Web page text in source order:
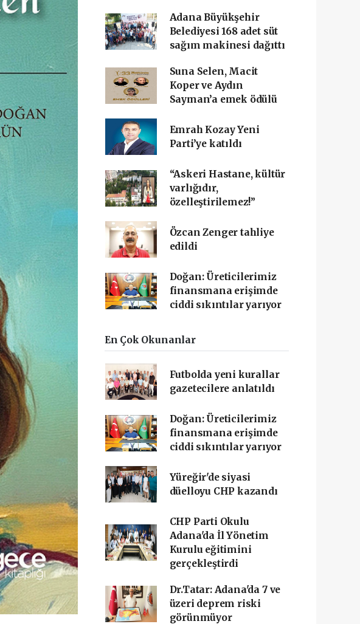
Adana Büyükşehir
Belediyesi 168 adet süt
sağım makinesi dağıttı
Suna Selen, Macit
Koper ve Aydın
Sayman’a emek ödülü
Emrah Kozay Yeni
Parti’ye katıldı
“Askeri Hastane, kültür
varlığıdır,
özelleştirilemez!”
Özcan Zenger tahliye
edildi
Doğan: Üreticilerimiz
finansmana erişimde
ciddi sıkıntılar yarıyor
En Çok Okunanlar
Futbolda yeni kurallar
gazetecilere anlatıldı
Doğan: Üreticilerimiz
finansmana erişimde
ciddi sıkıntılar yarıyor
Yüreğir'de siyasi
düelloyu CHP kazandı
CHP Parti Okulu
Adana'da İl Yönetim
Kurulu eğitimini
gerçekleştirdi
Dr.Tatar: Adana'da 7 ve
üzeri deprem riski
görünmüyor